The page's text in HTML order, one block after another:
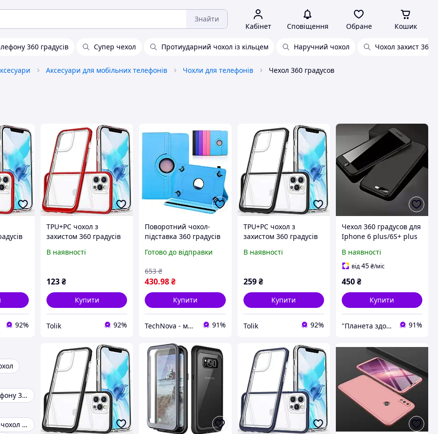
Знайти
Кабінет Сповіщення Обране Кошик
360 градусів Супер чехол Протиударний чохол із кільцем Наручний чохол Чохол захист 360
Аксесуари для мобільних телефонів Чохли для телефонів Чехол 360 градусов
92%
TPU+PC чохол з
захистом 360 градусів
(6.1")
В наявності
123₴
Купити
Tolik 92%
Поворотний чохол-
підставка 360 градусів
стилус. Рiзнi кольри
Готово до відправки
430.98₴
653 ₴
Купити
TechNova - магазин корисних гаджетiв 91%
TPU+PC чохол з
захистом 360 градусів
Max (6.7")
В наявності
259 ₴
Купити
Tolik 92%
Чехол 360 градусов для
Iphone 6 plus/6S+ plus
В наявності
від45₴/міс
450₴
Купити
"Планета здоров'я" інтернет-магазин 91%
Чохол для телефону 360 градусів
Протиударний чохол із кільцем